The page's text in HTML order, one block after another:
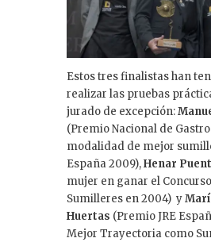
Estos tres finalistas han
realizar las pruebas
jurado de excepción:
(Premio Nacional de
modalidad de mejor
España 2009),Henar
mujer en ganar el
Sumilleres en 2004) y
Huertas (Premio JRE
Mejor Trayectoria como